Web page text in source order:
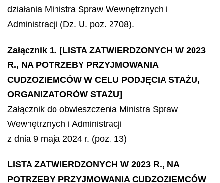
działania Ministra Spraw Wewnętrznych i
Administracji (Dz. U. poz. 2708).
Załącznik 1. [LISTA ZATWIERDZONYCH W 2023
R., NA POTRZEBY PRZYJMOWANIA
CUDZOZIEMCÓW W CELU PODJĘCIA STAŻU,
ORGANIZATORÓW STAŻU]
Załącznik do obwieszczenia Ministra Spraw
Wewnętrznych i Administracji
z dnia 9 maja 2024 r. (poz. 13)
LISTA ZATWIERDZONYCH W 2023 R., NA
POTRZEBY PRZYJMOWANIA CUDZOZIEMCÓW